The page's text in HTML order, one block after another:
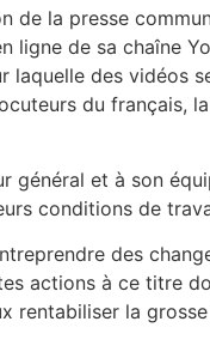
de la presse
ligne de sa chaîne
laquelle des vidéos
du français,
général et à son
conditions de
des
actions à ce titre
rentabiliser la